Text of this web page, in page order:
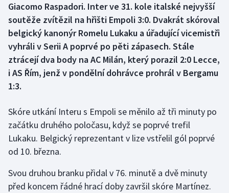
Dostihy
Florbal
Futsal
Golf
Gymnastika
Házená
Judo
Giacomo Raspadori. Inter ve 31. kole italské nejvyšší
soutěže zvítězil na hřišti Empoli 3:0. Dvakrát skóroval
belgický kanonýr Romelu Lukaku a úřadující vicemistři
vyhráli v Serii A poprvé po pěti zápasech. Stále
ztrácejí dva body na AC Milán, který porazil 2:0 Lecce,
i AS Řím, jenž v pondělní dohrávce prohrál v Bergamu
1:3.
Skóre utkání Interu s Empoli se měnilo až tři minuty po
začátku druhého poločasu, když se poprvé trefil
Lukaku. Belgický reprezentant v lize vstřelil gól poprvé
od 10. března.
Svou druhou branku přidal v 76. minutě a dvě minuty
před koncem řádné hrací doby završil skóre Martínez.